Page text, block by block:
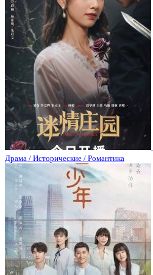
Драма / Исторические / Романтика